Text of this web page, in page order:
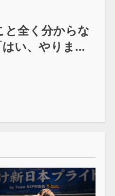
と全く分からな
い、やりま